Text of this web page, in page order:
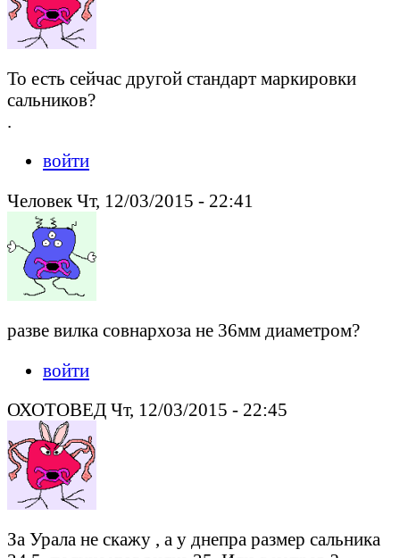
То есть сейчас другой стандарт маркировки
сальников?
войти
Человек Чт, 12/03/2015 - 22:41
разве вилка совнархоза не 36мм диаметром?
войти
ОХОТОВЕД Чт, 12/03/2015 - 22:45
За Урала не скажу , а у днепра размер сальника